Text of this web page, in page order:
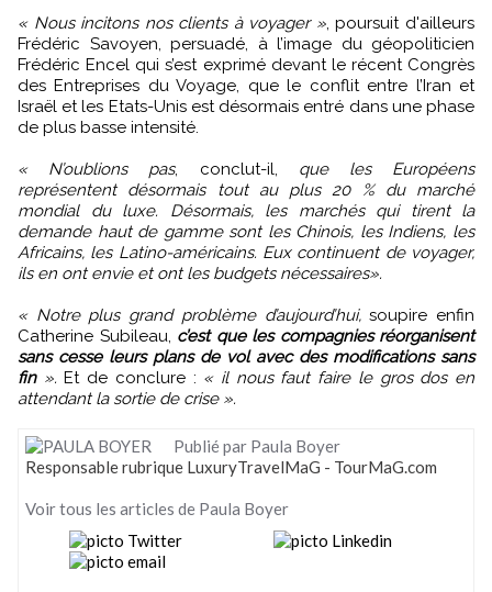
« Nous incitons nos clients à voyager », poursuit d'ailleurs
Frédéric Savoyen, persuadé, à l’image du géopoliticien
Frédéric Encel qui s’est exprimé devant le récent Congrès
des Entreprises du Voyage, que le conflit entre l’Iran et
Israël et les Etats-Unis est désormais entré dans une phase
de plus basse intensité.
« N’oublions pas, conclut-il, que les Européens
représentent désormais tout au plus 20 % du marché
mondial du luxe. Désormais, les marchés qui tirent la
demande haut de gamme sont les Chinois, les Indiens, les
Africains, les Latino-américains. Eux continuent de voyager,
ils en ont envie et ont les budgets nécessaires».
« Notre plus grand problème d’aujourd’hui,soupire enfin
Catherine Subileau, c’est que les compagnies réorganisent
sans cesse leurs plans de vol avec des modifications sans
fin ». Et de conclure : « il nous faut faire le gros dos en
attendant la sortie de crise ».
Publié par Paula Boyer
Responsable rubrique LuxuryTravelMaG - TourMaG.com
Voir tous les articles de Paula Boyer